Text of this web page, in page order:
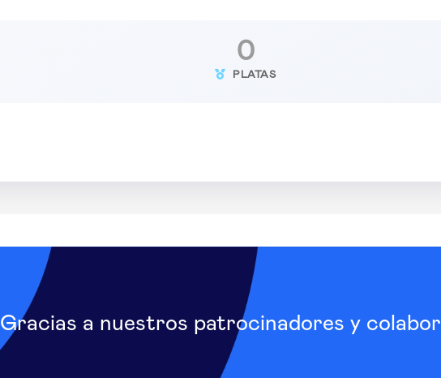
0
PLATAS
Gracias a nuestros patrocinadores y